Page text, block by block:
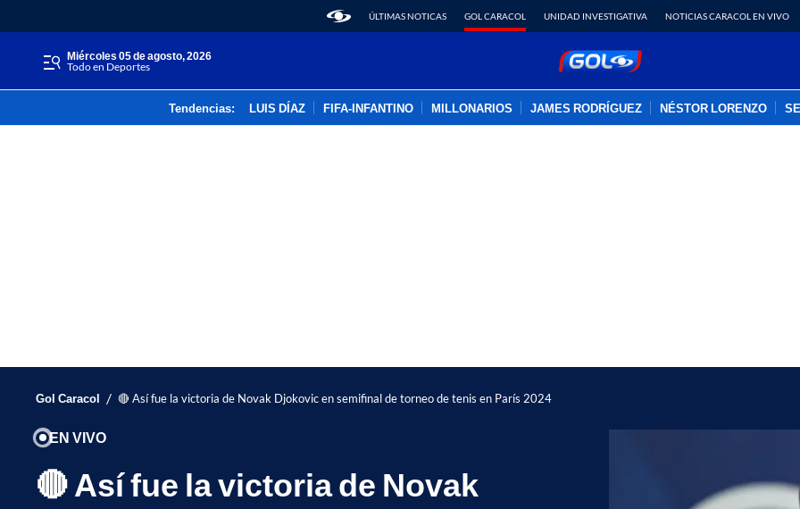
ÚLTIMAS NOTICAS GOL CARACOL UNIDAD INVESTIGATIVA NOTICIAS CARACOL EN VIVO
miércoles 05 de agosto, 2026
Todo en Deportes
Tendencias: LUIS DÍAZ FIFA-INFANTINO MILLONARIOS JAMES RODRÍGUEZ NÉSTOR LORENZO
Gol Caracol / 🔴 Así fue la victoria de Novak Djokovic en semifinal de torneo de tenis en París 2024
EN VIVO
🔴 Así fue la victoria de Novak